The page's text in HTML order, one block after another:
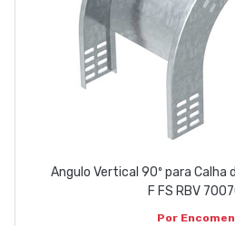
Angulo Vertical 90º para Calha
F FS RBV
Por